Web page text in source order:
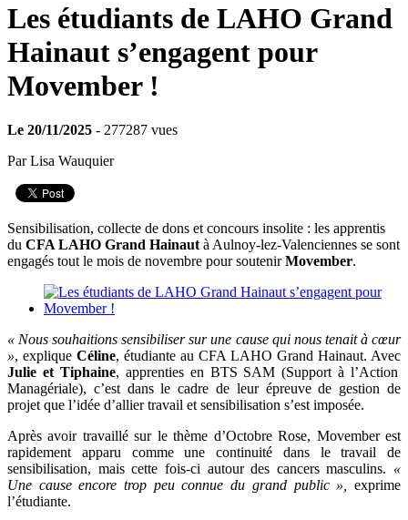
Les étudiants de LAHO Grand
Hainaut s’engagent pour
Movember !
Le 20/11/2025 - 277287 vues
Par Lisa Wauquier
Sensibilisation, collecte de dons et concours insolite : les apprentis
du CFA LAHO Grand Hainaut à Aulnoy-lez-Valenciennes se sont
engagés tout le mois de novembre pour soutenirMovember.
« Nous souhaitions sensibiliser sur une cause qui nous tenait à cœur
», explique Céline, étudiante au CFA LAHO Grand Hainaut. Avec
Julie et Tiphaine, apprenties en BTS SAM (Support à l’Action
Managériale), c’est dans le cadre de leur épreuve de gestion de
projet que l’idée d’allier travail et sensibilisation s’est imposée.
Après avoir travaillé sur le thème d’Octobre Rose, Movember est
rapidement apparu comme une continuité dans le travail de
sensibilisation, mais cette fois-ci autour des cancers masculins. «
Une cause encore trop peu connue du grand public », exprime
l’étudiante.